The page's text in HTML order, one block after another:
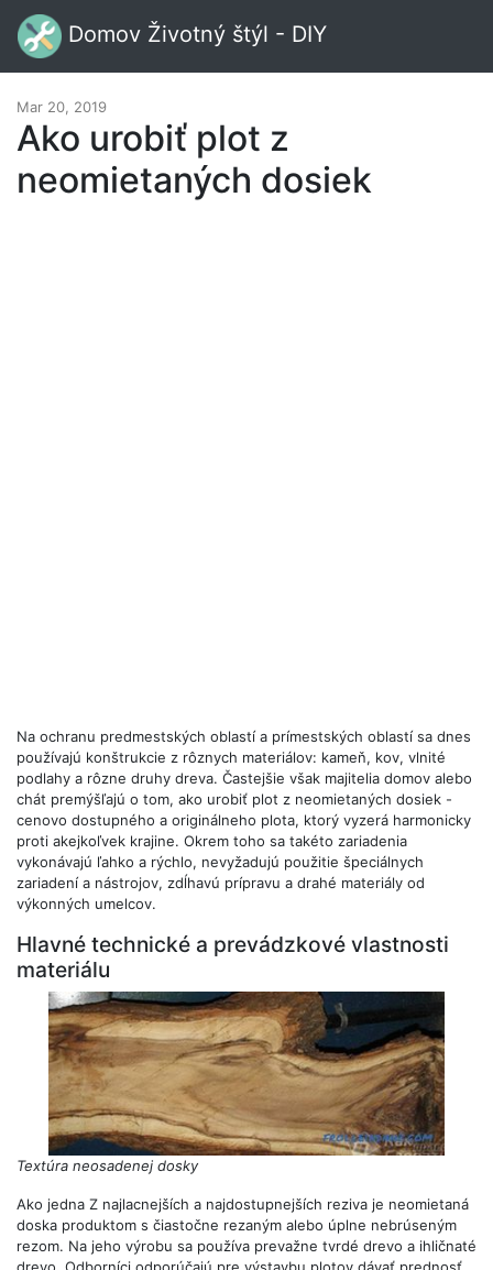
Domov Životný štýl - DIY
Mar 20, 2019
Ako urobiť plot z
neomietaných dosiek
Na ochranu predmestských oblastí a prímestských oblastí sa dnes
používajú konštrukcie z rôznych materiálov: kameň, kov, vlnité
podlahy a rôzne druhy dreva. Častejšie však majitelia domov alebo
chát premýšľajú o tom, ako urobiť plot z neomietaných dosiek -
cenovo dostupného a originálneho plota, ktorý vyzerá harmonicky
proti akejkoľvek krajine. Okrem toho sa takéto zariadenia
vykonávajú ľahko a rýchlo, nevyžadujú použitie špeciálnych
zariadení a nástrojov, zdĺhavú prípravu a drahé materiály od
výkonných umelcov.
Hlavné technické a prevádzkové vlastnosti
materiálu
Textúra neosadenej dosky
Ako jedna Z najlacnejších a najdostupnejších reziva je neomietaná
doska produktom s čiastočne rezaným alebo úplne nebrúseným
rezom. Na jeho výrobu sa používa prevažne tvrdé drevo a ihličnaté